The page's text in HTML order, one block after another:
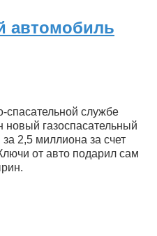
автомобиль
спасательной службе
газоспасательный
2,5 миллиона за счет
от авто подарил сам